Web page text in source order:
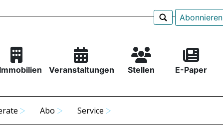
Abonnieren
Immobilien Veranstaltungen Stellen E-Paper
Abo Service